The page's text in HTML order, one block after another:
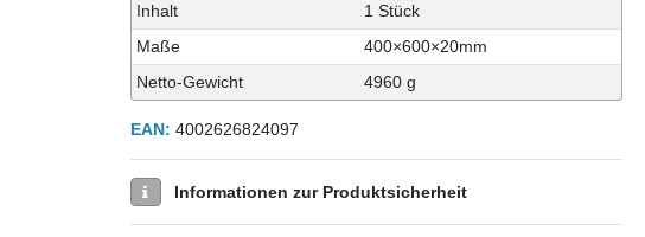
Inhalt
1 Stück
Maße
400×600×20mm
Netto-Gewicht
4960 g
EAN: 4002626824097
Informationen zur Produktsicherheit